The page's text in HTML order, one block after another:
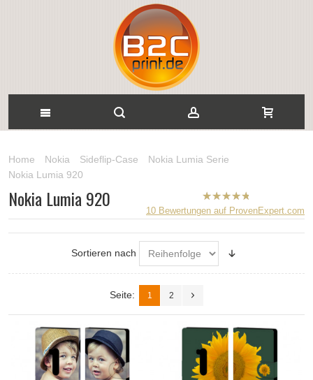
Home Nokia Sideflip-Case
Nokia Lumia Serie
Nokia Lumia 920
B2CPrint
hat5von
5
Sternen |
10 Bewertungen auf ProvenExpert.com
Nokia Lumia 920
Sortieren nach
Seite: 1 2